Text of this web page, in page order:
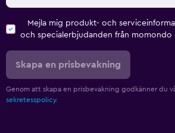
Mejla mig produkt- och
och specialerbjudanden från momondo
Skapa en prisbevakning
Genom att skapa en prisbevakning godkänner du
sekretesspolicy.